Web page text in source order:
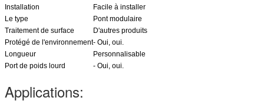
Installation
Facile à installer
Le type
Pont modulaire
Traitement de surface
D'autres produits
Protégé de l'environnement- Oui, oui.
Longueur
Personnalisable
Port de poids lourd
- Oui, oui.
Applications: